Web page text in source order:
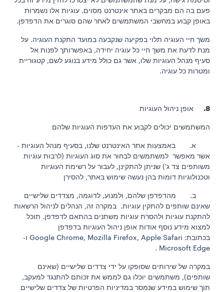
פעם בה הם מבקרים באתר אינטרנט מסוים. עוגיות אלו נשמרות
באופן קבוע במחשבי המשתמשים לאחר שהם סוגרים את הדפדפן.
משך חיי העוגיה תלוי בפקיעה שנקבעה במועד התקנת העוגיה. על
מנת לדעת את משך חיי כל עוגיה יחידה, באפשרותך לפנות אל
סעיף מנהל העוגיות שלו, אשר גם כולל מידע בנוגע לשם, קטגוריית
ומטרות כל עוגיה.
8. אופן ניהול העוגיות
המשתמשים יכולים לקבוע את העדפות העוגיות שלהם
א. באמצעות אתר האינטרנט שלנו, בסעיף מנהל העוגיות -
אשר מאפשר למשתמשים לבחור את סוג העוגיות (לרבות עוגיות
משותפים צד ג') שניתן להתקינן, לעבור על רשימת העוגיות
וטכנולוגיות דומות בהן נעשה שימוש באתר, להסירן
ב. מהדפדפן שלהם, ולמנוע, לדוגמה, מצדדים שלישיים
שאינם שותפים להתקין עוגיות. במקרה זה, הנהלים לניהול הרשאות
להתקנת עוגיות ולהסרת עוגיות משתנים בהתאם לדפדפן. תוכל
למצוא מידע נוסף אודות אופן ניהול העוגיות בדפדפן
בכתובת:
Google Chrome, Mozilla Firefox, Apple Safari
ו-
Microsoft Edge
.
במקרה של שירותים שסופקו על ידי צדדים שלישיים (שאינם
שותפים), משתמשים יוכלו גם לממש את זכותם להתנגד למעקב,
תוך שימוש במידע שנמסר במדיניות הפרטיות של צדדים שלישיים